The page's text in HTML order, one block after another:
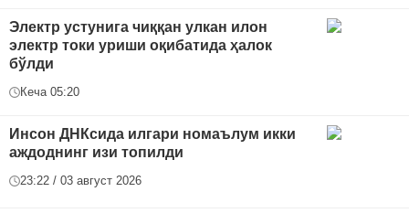
Электр устунига чиққан улкан илон
электр токи уриши оқибатида ҳалок
бўлди
Кеча 05:20
Инсон ДНКсида илгари номаълум икки
аждоднинг изи топилди
23:22 / 03 август 2026